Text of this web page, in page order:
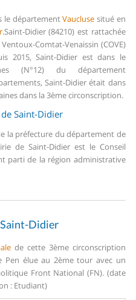
le départementVaucluse situé en
.Saint-Didier (84210) est rattachée
Comtat-Venaissin (COVE)
2015, Saint-Didier est dans le
(N°12) du département
Saint-Didier était dans
dans la 3ème circonscription.
Saint-Didier
la préfecture du département de
de Saint-Didier est le Conseil
parti de la région administrative
Didier
de cette 3ème circonscription
Pen élue au 2ème tour avec un
Front National (FN). (date
: Etudiant)